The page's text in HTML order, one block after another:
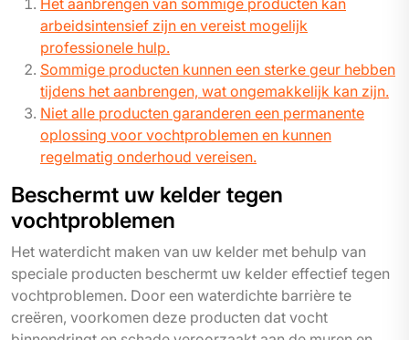
arbeidsintensief zijn en vereist mogelijk
professionele hulp.
Sommige producten kunnen een sterke geur hebben
tijdens het aanbrengen, wat ongemakkelijk kan zijn.
Niet alle producten garanderen een permanente
oplossing voor vochtproblemen en kunnen
regelmatig onderhoud vereisen.
Beschermt uw kelder tegen
vochtproblemen
Het waterdicht maken van uw kelder met behulp van
speciale producten beschermt uw kelder effectief tegen
vochtproblemen. Door een waterdichte barrière te
creëren, voorkomen deze producten dat vocht